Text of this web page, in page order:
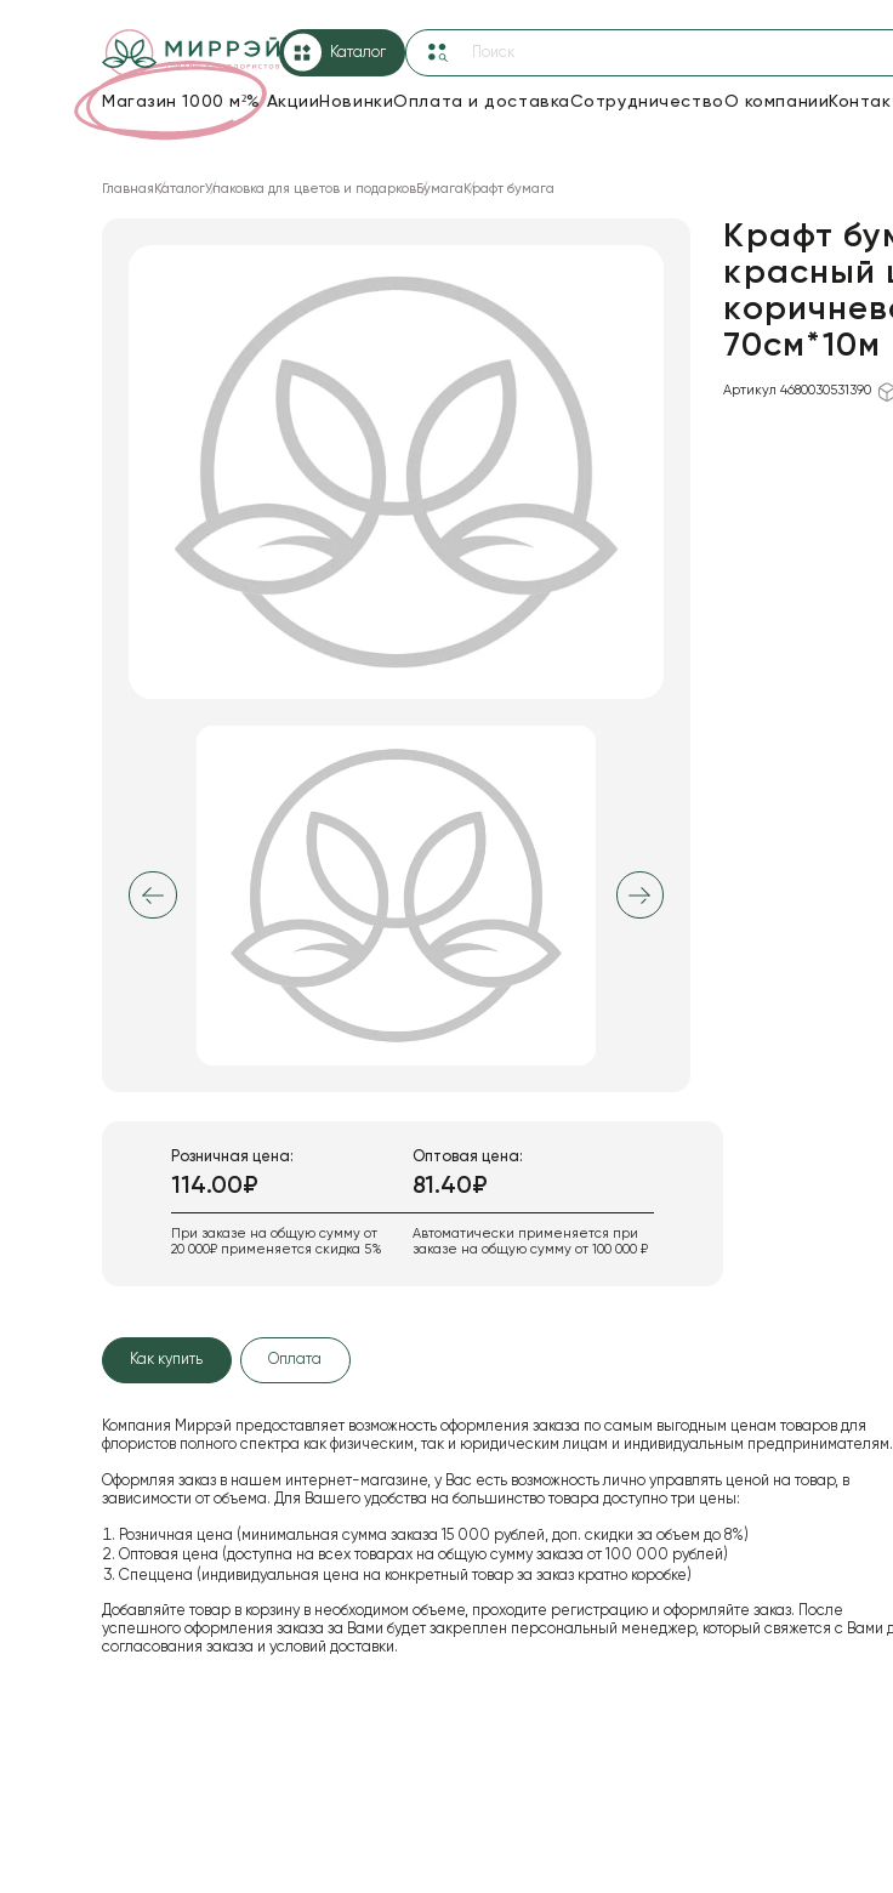
Каталог
Магазин 1000 м²%Акции НовинкиОплата и доставкаСотрудничествоО компании
прозрачная
18
Декор для дома
Товары для флористов
Пакеты для цветов и подарков
Искусственные цветы и растения
Декоративные вазы, кашпо
Главная КаталогУпаковка для цветов и подарковБумага Крафт бумага
Крафт
красный
70см*10м
Артикул 4680030531390
Розничная цена:
114.00₽
При заказе на общую сумму от
20 000₽ применяется скидка 5%
Оптовая цена:
81.40₽
Автоматически применяется при
заказе на общую сумму от 100 000 ₽
Как купить Оплата
Компания Миррэй предоставляет возможность оформления заказа по самым выгодным ценам товаров для
флористов полного спектра как физическим, так и юридическим лицам и индивидуальным предпринимателям.
Оформляя заказ в нашем интернет-магазине, у Вас есть возможность лично управлять ценой на товар, в
зависимости от объема. Для Вашего удобства на большинство товара доступно три цены:
Розничная цена (минимальная сумма заказа 15 000 рублей, доп. скидки за объем до 8%)
Оптовая цена (доступна на всех товарах на общую сумму заказа от 100 000 рублей)
Спеццена (индивидуальная цена на конкретный товар за заказ кратно коробке)
Добавляйте товар в корзину в необходимом объеме, проходите регистрацию и оформляйте заказ. После
успешного оформления заказа за Вами будет закреплен персональный менеджер, который свяжется с Вами
согласования заказа и условий доставки.